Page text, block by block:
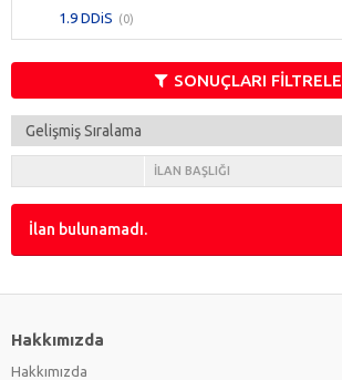
1.9 DDiS (0)
SONUÇLARI FİLTRELE
İLAN BAŞLIĞI
İlan bulunamadı.
Hakkımızda
Hakkımızda